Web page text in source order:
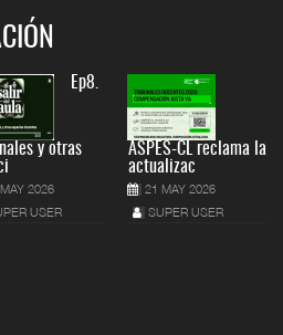
Ep8.
y otras
2026
USER
ASPES-CL reclama la
actualizac
21 MAY 2026
SUPER USER